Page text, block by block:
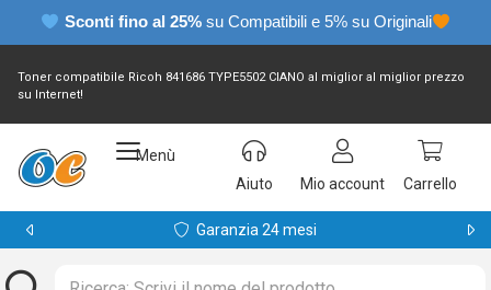
Sconti fino al 25% su Compatibili e 5% su Originali
Toner compatibile Ricoh 841686 TYPE5502 CIANO al miglior al miglior prezzo
su Internet!
Menù
Aiuto
Mio account Carrello
Garanzia 24 mesi